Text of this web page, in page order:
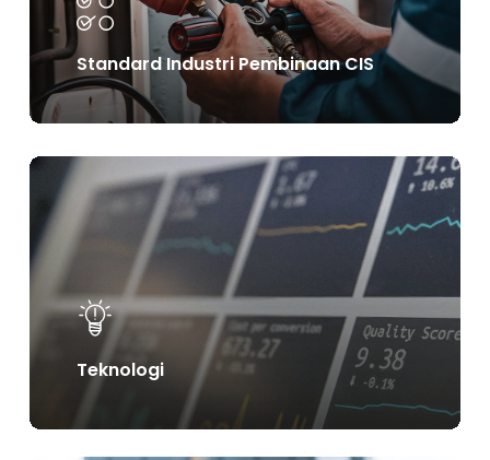
Standard Industri Pembinaan CIS
Teknologi
Learn
more